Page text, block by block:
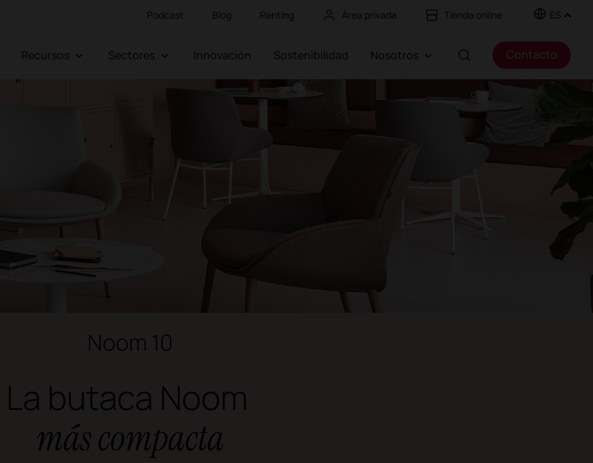
Podcast Blog Renting Área privada Tienda online ES
Recursos Sectores Innovación Sostenibilidad Nosotros Contacto
Noom 10
La butaca Noom
más compacta